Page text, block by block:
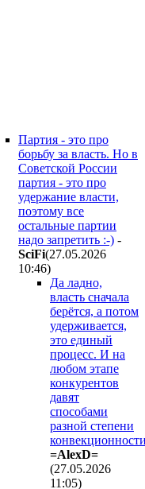
Партия - это про
борьбу за власть. Но в
Советской России
партия - это про
удержание власти,
поэтому все
остальные партии
надо запретить :-) -
SciFi(27.05.2026
10:46)
Да ладно,
власть сначала
берётся, а потом
удерживается,
это единый
процесс. И на
любом этапе
конкурентов
давят
способами
разной степени
=AlexD=
(27.05.2026
11:05)